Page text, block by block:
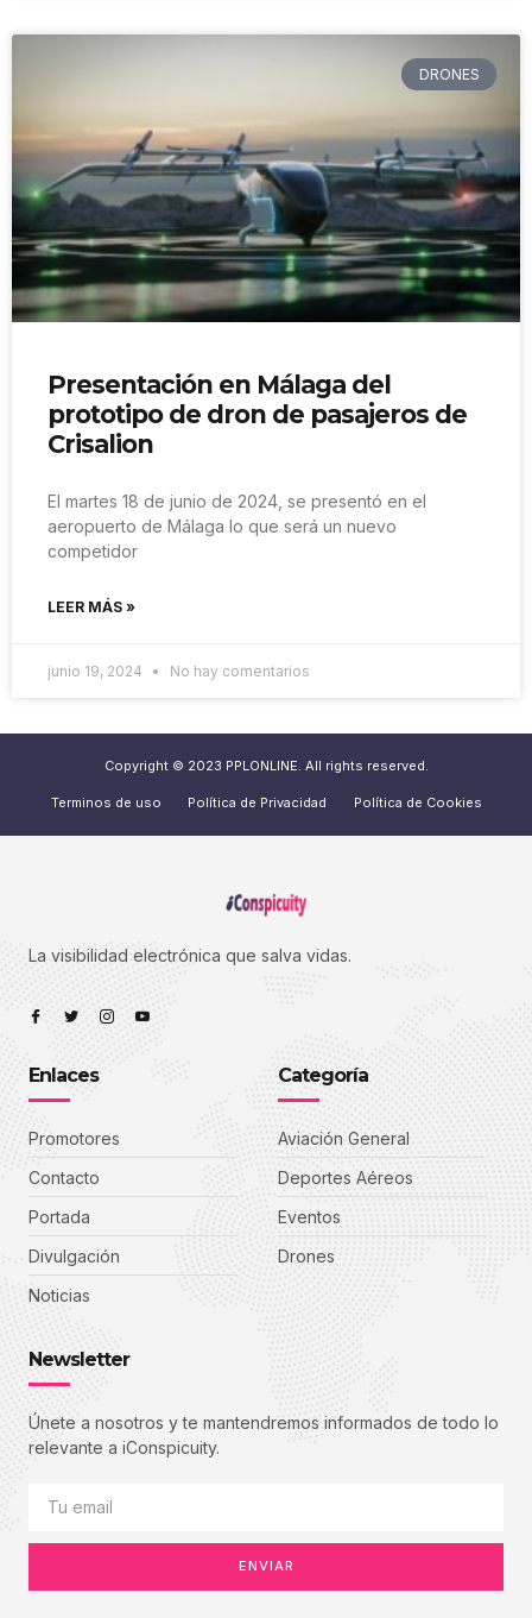
DRONES
Presentación en Málaga del
prototipo de dron de pasajeros de
Crisalion
El martes 18 de junio de 2024, se presentó en el
aeropuerto de Málaga lo que será un nuevo
competidor
LEER MÁS »
junio 19, 2024 No hay comentarios
Copyright © 2023 PPLONLINE. All rights reserved.
Terminos de uso Política de Privacidad Política de Cookies
La visibilidad electrónica que salva vidas.
Enlaces
Promotores
Contacto
Portada
Divulgación
Noticias
Categoría
Aviación General
Deportes Aéreos
Eventos
Drones
Newsletter
Únete a nosotros y te mantendremos informados de todo lo
relevante a iConspicuity.
ENVIAR